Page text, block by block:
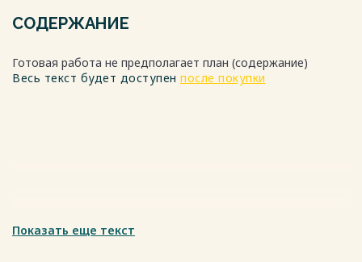
СОДЕРЖАНИЕ
Готовая работа не предполагает план (содержание)
Весь текст будет доступен после покупки
Показать еще текст